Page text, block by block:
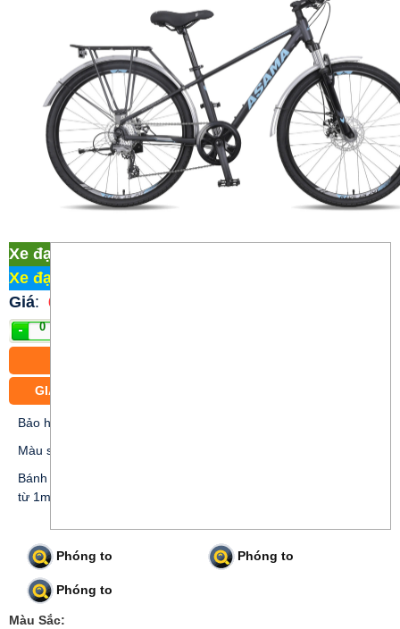
Xe đạp thể thao Asama PK2602
Xe đạp Martin 107
Giá: 6.100.000 đ
GIAO XE MIỄN PHÍ CÁC PHƯỜNG TRUNG TÂM TP.HCM
Bảo hành 12 tháng
Màu sắc: Đen; Đỏ; Xanh ngọc
Bánh xe 26 inch thích hợp cho khách hàng nam và nữ chiều cao
từ 1m45 đến 1m65
Phóng to Phóng to
Phóng to
Màu Sắc: